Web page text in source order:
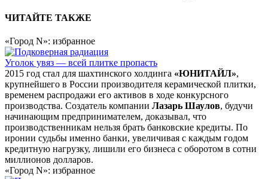
ЧИТАЙТЕ ТАКЖЕ
«Город N»: избранное
Уголок увяз — всей плитке пропасть
2015 год стал для шахтинского холдинга «ЮНИТАЙЛ»,
крупнейшего в России производителя керамической плитки,
временем распродажи его активов в ходе конкурсного
производства. Создатель компании Лазарь Шаулов, будучи
начинающим предпринимателем, доказывал, что
производственникам нельзя брать банковские кредиты. По
иронии судьбы именно банки, увеличивая с каждым годом
кредитную нагрузку, лишили его бизнеса с оборотом в сотни
миллионов долларов.
«Город N»: избранное